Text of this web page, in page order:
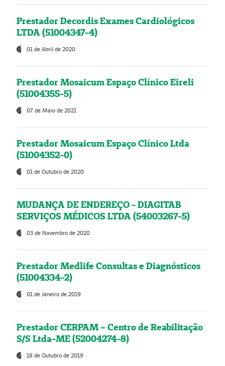
Prestador Decordis Exames Cardiológicos
LTDA (51004347-4)
01 de Abril de 2020
Prestador Mosaicum Espaço Clínico Eireli
(51004355-5)
07 de Maio de 2021
Prestador Mosaicum Espaço Clínico Ltda
(51004352-0)
01 de Outubro de 2020
MUDANÇA DE ENDEREÇO - DIAGITAB
SERVIÇOS MÉDICOS LTDA (54003267-5)
03 de Novembro de 2020
Prestador Medlife Consultas e Diagnósticos
(51004334-2)
01 de Janeiro de 2019
Prestador CERPAM – Centro de Reabilitação
S/S Ltda-ME (52004274-8)
18 de Outubro de 2019